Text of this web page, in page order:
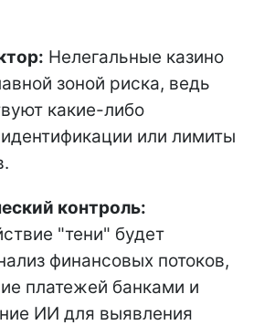
Нелегальные казино
зоной риска, ведь
какие-либо
или лимиты
контроль:
"тени" будет
финансовых потоков,
платежей банками и
ИИ для выявления